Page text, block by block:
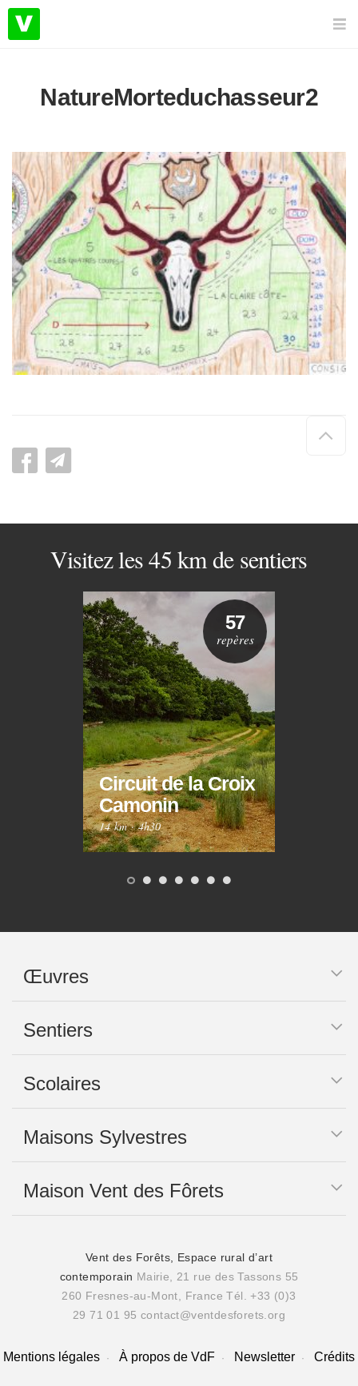
NatureMorteduchasseur2
de
Visitez les 45 km de sentiers
Circuit de la Croix
Camonin
14 km·4h30
57
repères
Œuvres
Sentiers
Scolaires
Maisons Sylvestres
Maison Vent des Fôrets
Vent des Forêts, Espace rural d’art
contemporain Mairie, 21 rue des Tassons 55
260 Fresnes-au-Mont, France Tél. +33 (0)3
29 71 01 95 contact@ventdesforets.org
Mentions légales À propos de VdF Newsletter Crédits